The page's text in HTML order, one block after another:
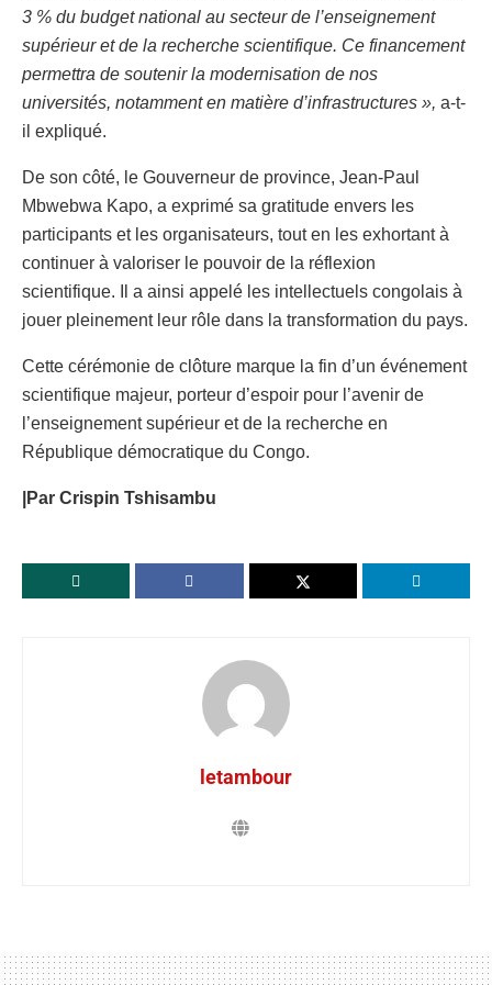
3 % du budget national au secteur de l’enseignement
supérieur et de la recherche scientifique. Ce financement
permettra de soutenir la modernisation de nos
universités, notamment en matière d’infrastructures », a-t-
il expliqué.
De son côté, le Gouverneur de province, Jean-Paul
Mbwebwa Kapo, a exprimé sa gratitude envers les
participants et les organisateurs, tout en les exhortant à
continuer à valoriser le pouvoir de la réflexion
scientifique. Il a ainsi appelé les intellectuels congolais à
jouer pleinement leur rôle dans la transformation du pays.
Cette cérémonie de clôture marque la fin d’un événement
scientifique majeur, porteur d’espoir pour l’avenir de
l’enseignement supérieur et de la recherche en
République démocratique du Congo.
|Par Crispin Tshisambu
letambour